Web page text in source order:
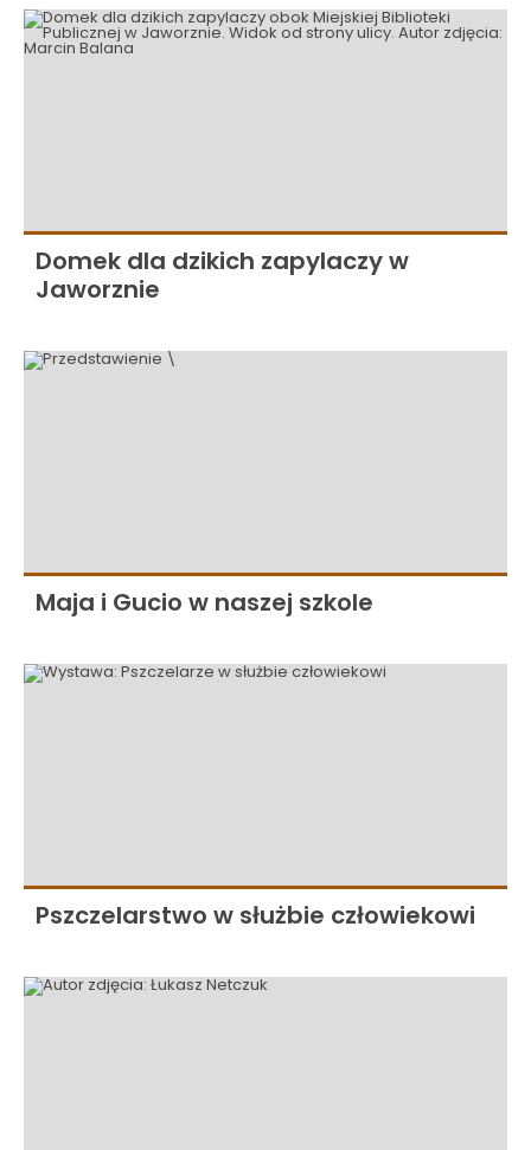
Domek dla dzikich zapylaczy w
Jaworznie
Maja i Gucio w naszej szkole
Pszczelarstwo w służbie człowiekowi